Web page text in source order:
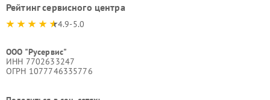
Рейтинг сервисного центра
4.9-5.0
ООО "Русервис"
ИНН 7702633247
ОГРН 1077746335776